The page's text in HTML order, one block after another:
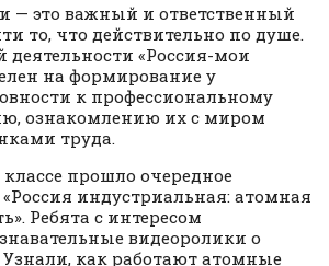
— это важный и ответственный
то, что действительно по душе.
деятельности «Россия-мои
на формирование у
к профессиональному
ознакомлению их с миром
труда.
классе прошло очередное
индустриальная: атомная
Ребята с интересом
видеоролики о
Узнали, как работают атомные